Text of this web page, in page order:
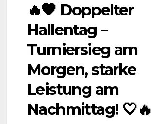
🔥💙 Doppelter
Hallentag –
Turniersieg am
Morgen, starke
Leistung am
Nachmittag! 🤍🔥